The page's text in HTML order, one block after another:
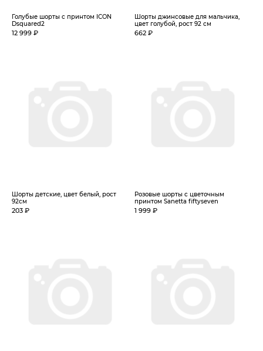
Голубые шорты с принтом ICON
Dsquared2
12 999 ₽
Шорты джинсовые для мальчика,
цвет голубой, рост 92 см
662 ₽
Шорты детские, цвет белый, рост
92см
203 ₽
Розовые шорты с цветочным
принтом Sanetta fiftyseven
1 999 ₽